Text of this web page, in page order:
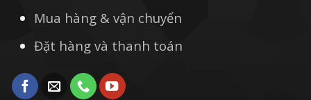
Mua hàng & vận chuyển
Đặt hàng và thanh toán